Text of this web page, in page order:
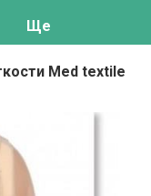
Ще
Med textile